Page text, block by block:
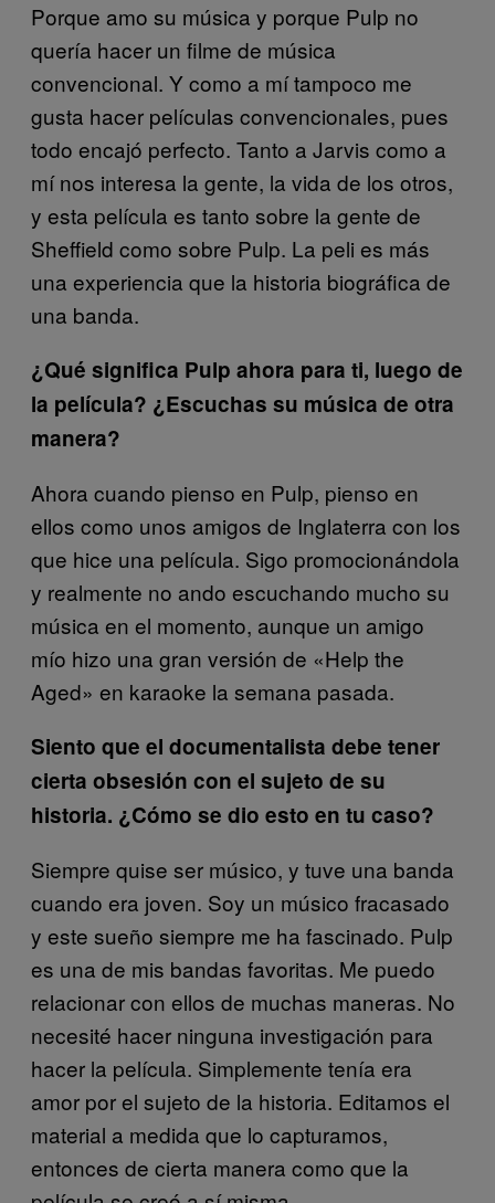
Porque amo su música y porque Pulp no
quería hacer un filme de música
convencional. Y como a mí tampoco me
gusta hacer películas convencionales, pues
todo encajó perfecto. Tanto a Jarvis como a
mí nos interesa la gente, la vida de los otros,
y esta película es tanto sobre la gente de
Sheffield como sobre Pulp. La peli es más
una experiencia que la historia biográfica de
una banda.
¿Qué significa Pulp ahora para ti, luego de
la película? ¿Escuchas su música de otra
manera?
Ahora cuando pienso en Pulp, pienso en
ellos como unos amigos de Inglaterra con los
que hice una película. Sigo promocionándola
y realmente no ando escuchando mucho su
música en el momento, aunque un amigo
mío hizo una gran versión de «Help the
Aged» en karaoke la semana pasada.
Siento que el documentalista debe tener
cierta obsesión con el sujeto de su
historia. ¿Cómo se dio esto en tu caso?
Siempre quise ser músico, y tuve una banda
cuando era joven. Soy un músico fracasado
y este sueño siempre me ha fascinado. Pulp
es una de mis bandas favoritas. Me puedo
relacionar con ellos de muchas maneras. No
necesité hacer ninguna investigación para
hacer la película. Simplemente tenía era
amor por el sujeto de la historia. Editamos el
material a medida que lo capturamos,
entonces de cierta manera como que la